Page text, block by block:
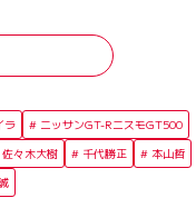
ラ
ニッサンGT-RニスモGT500
佐々木大樹 千代勝正
本山哲